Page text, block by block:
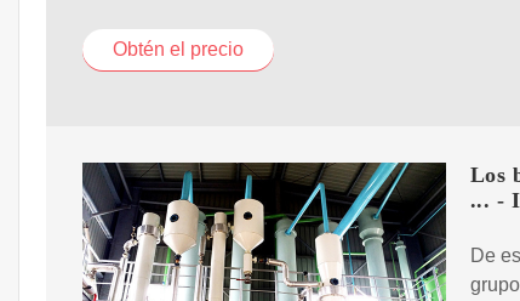
Obtén el precio
Los
... -
De